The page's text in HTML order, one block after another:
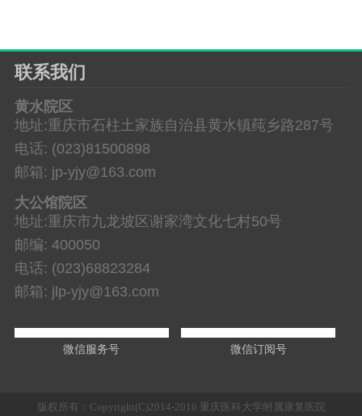
联系我们
黄水院区
地址:重庆市石柱土家族自治县黄水镇莼乡路287号
电话: (023)81500898
邮箱: jp-yjy@163.com
大公馆院区
地址:重庆市九龙坡区谢家湾文化七村50号
邮编: 400050
电话: (023)68823284
邮箱: jlp-yjy@163.com
微信服务号 微信订阅号
版权所有：Copyright(C)2014-2016 重庆医科大学附属康复医院